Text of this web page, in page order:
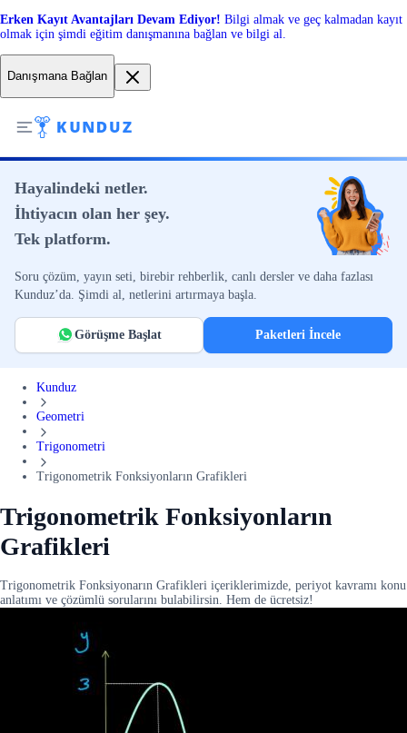
Erken Kayıt Avantajları Devam Ediyor! Bilgi almak ve geç kalmadan kayıt
olmak için şimdi eğitim danışmanına bağlan ve bilgi al.
Danışmana Bağlan
Hayalindeki netler.
İhtiyacın olan her şey.
Tek platform.
Soru çözüm, yayın seti, birebir rehberlik, canlı dersler ve daha fazlası
Kunduz’da. Şimdi al, netlerini artırmaya başla.
Görüşme Başlat Paketleri İncele
Kunduz
Geometri
Trigonometri
Trigonometrik Fonksiyonların Grafikleri
Trigonometrik Fonksiyonların
Grafikleri
Trigonometrik Fonksiyonarın Grafikleri içeriklerimizde, periyot kavramı konu
anlatımı ve çözümlü sorularını bulabilirsin. Hem de ücretsiz!